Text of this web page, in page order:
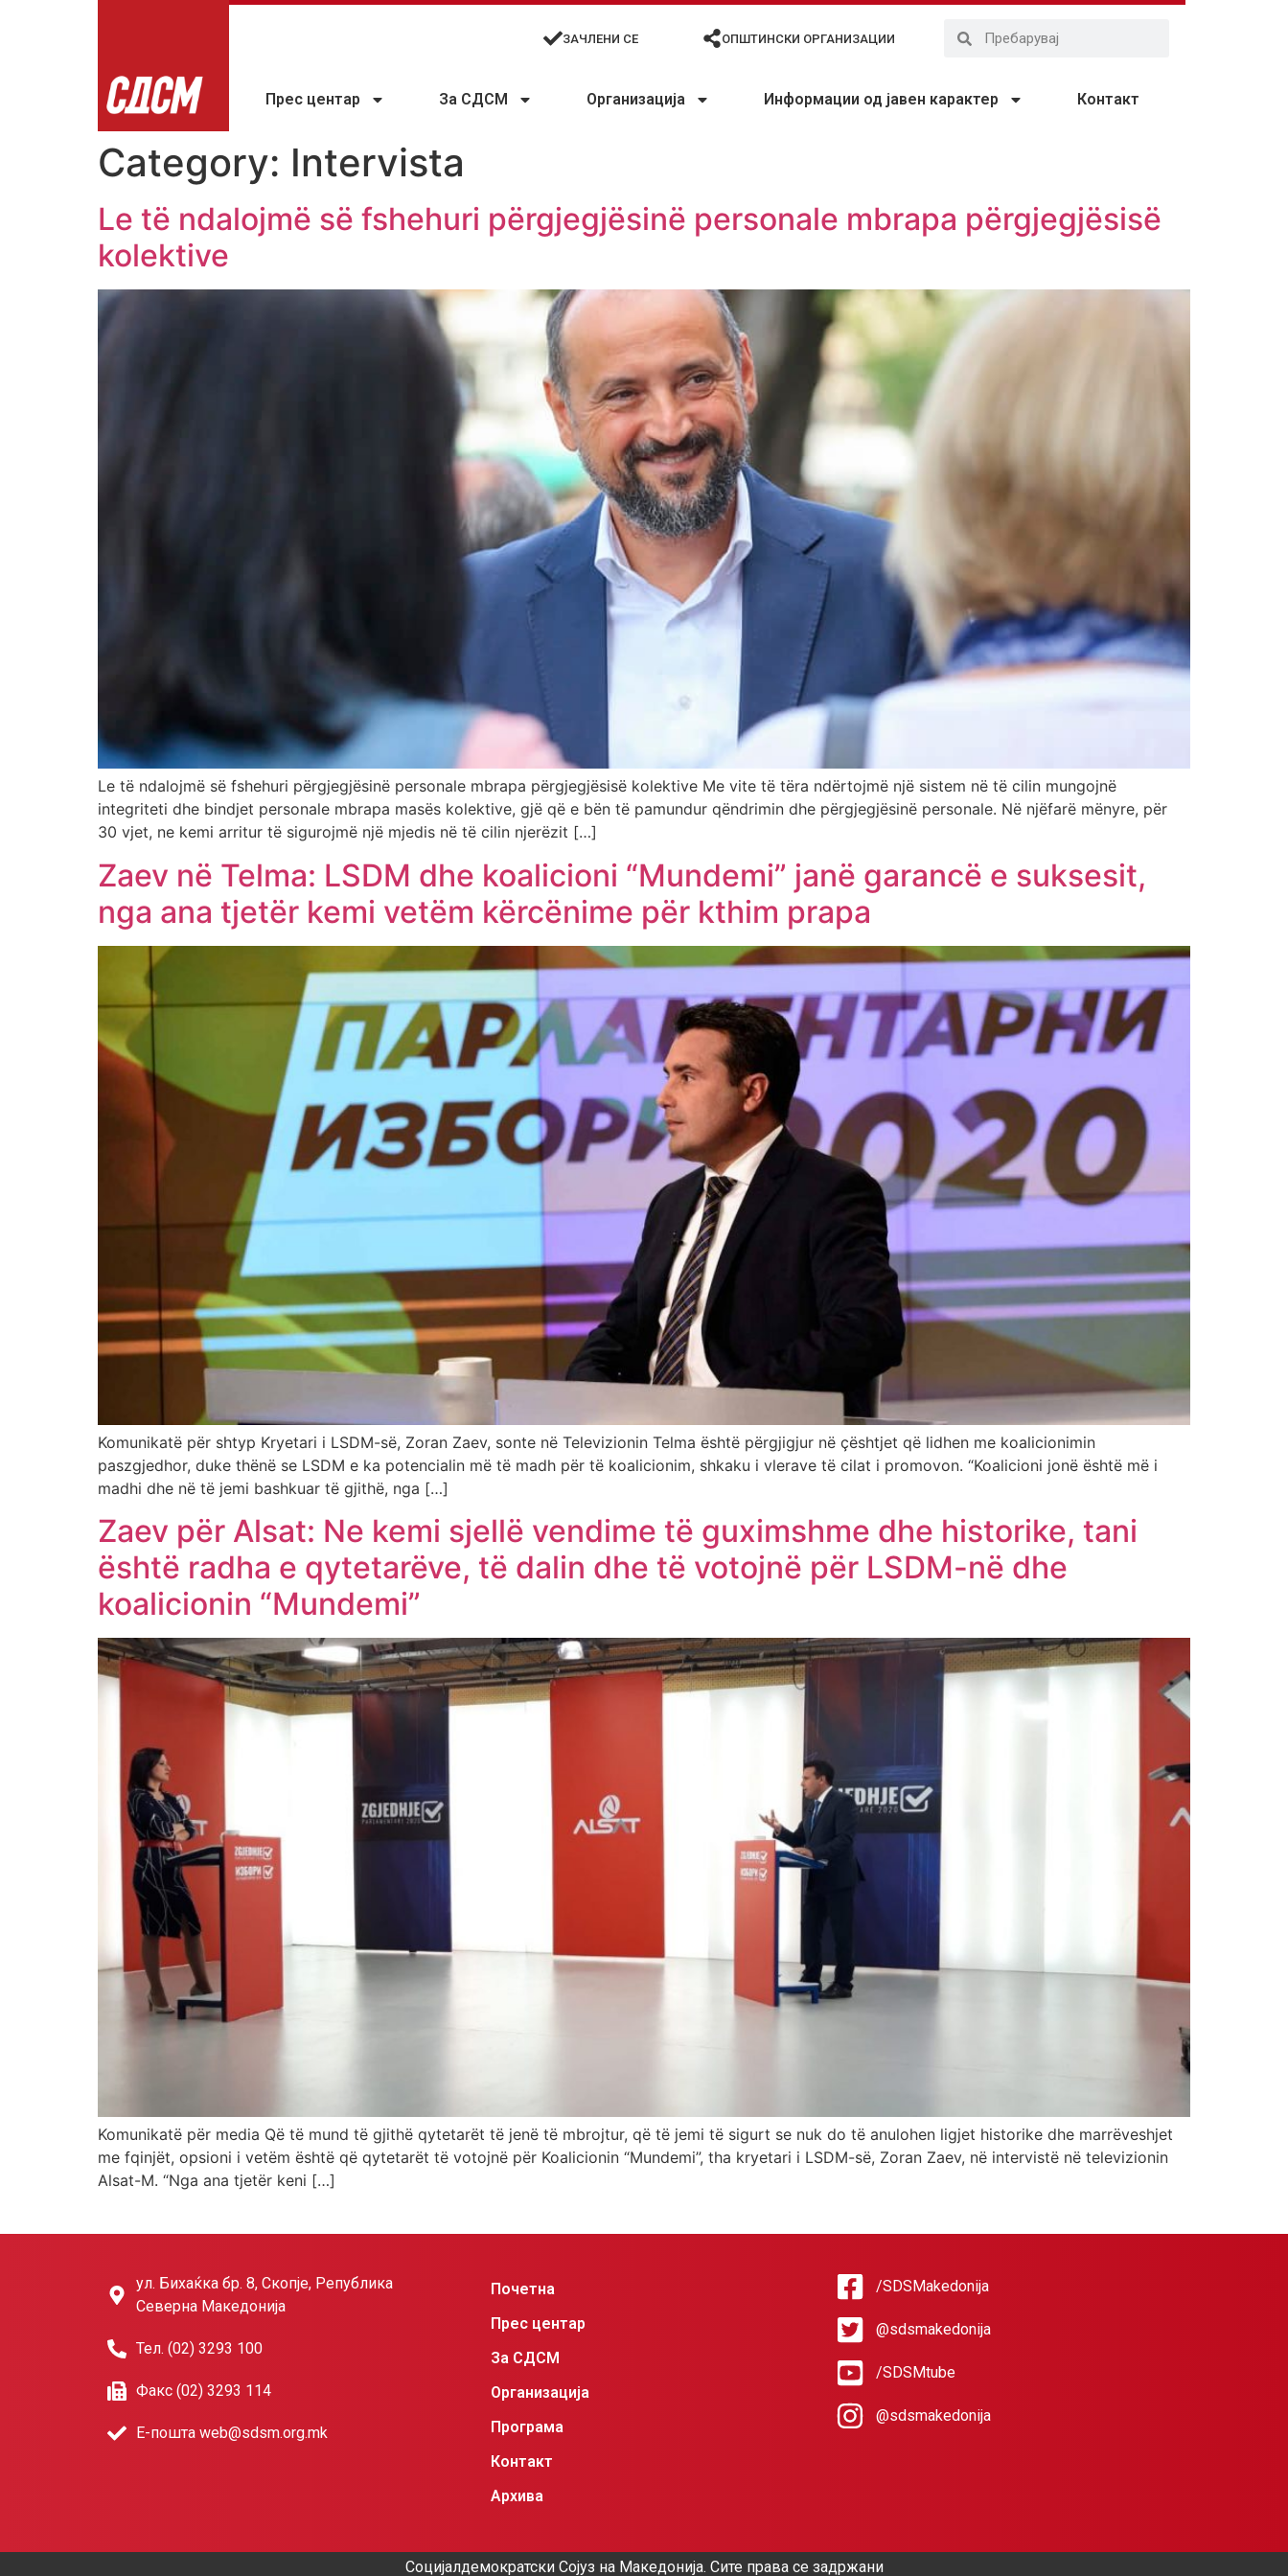
ЗАЧЛЕНИ СЕ ОПШТИНСКИ ОРГАНИЗАЦИИ
Прес центар За СДСМ Организација Информации од јавен карактер Контакт
Category: Intervista
Le të ndalojmë së fshehuri përgjegjësinë personale mbrapa përgjegjësisë
kolektive
Le të ndalojmë së fshehuri përgjegjësinë personale mbrapa përgjegjësisë kolektive Me vite të tëra ndërtojmë një sistem në të cilin mungojnë
integriteti dhe bindjet personale mbrapa masës kolektive, gjë që e bën të pamundur qëndrimin dhe përgjegjësinë personale. Në njëfarë mënyre, për
30 vjet, ne kemi arritur të sigurojmë një mjedis në të cilin njerëzit […]
Zaev në Telma: LSDM dhe koalicioni “Mundemi” janë garancë e suksesit,
nga ana tjetër kemi vetëm kërcënime për kthim prapa
Komunikatë për shtyp Kryetari i LSDM-së, Zoran Zaev, sonte në Televizionin Telma është përgjigjur në çështjet që lidhen me koalicionimin
paszgjedhor, duke thënë se LSDM e ka potencialin më të madh për të koalicionim, shkaku i vlerave të cilat i promovon. “Koalicioni jonë është më i
madhi dhe në të jemi bashkuar të gjithë, nga […]
Zaev për Alsat: Ne kemi sjellë vendime të guximshme dhe historike, tani
është radha e qytetarëve, të dalin dhe të votojnë për LSDM-në dhe
koalicionin “Mundemi”
Komunikatë për media Që të mund të gjithë qytetarët të jenë të mbrojtur, që të jemi të sigurt se nuk do të anulohen ligjet historike dhe marrëveshjet
me fqinjët, opsioni i vetëm është që qytetarët të votojnë për Koalicionin “Mundemi”, tha kryetari i LSDM-së, Zoran Zaev, në intervistë në televizionin
Alsat-M. “Nga ana tjetër keni […]
ул. Бихаќка бр. 8, Скопје, Република
Северна Македонија
Тел. (02) 3293 100
Факс (02) 3293 114
Е-пошта web@sdsm.org.mk
Почетна
Прес центар
За СДСМ
Организација
Програма
Контакт
Архива
/SDSMakedonija
@sdsmakedonija
/SDSMtube
@sdsmakedonija
Социјалдемократски Сојуз на Македонија. Сите права се задржани